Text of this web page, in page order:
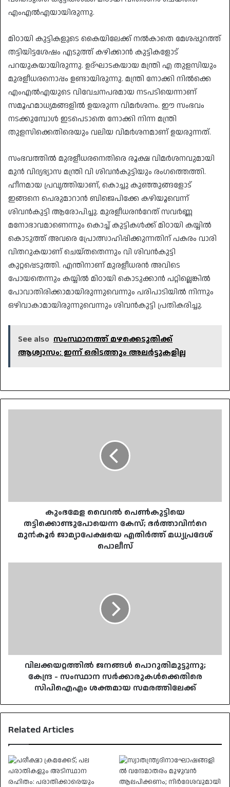
എംഎൽഎയായിരുന്നു.
മിഠായി കുട്ടികളുടെ കൈയിലേക്ക്‌ നൽകാതെ മേശപ്പുറത്ത്‌
തട്ടിയിട്ടശേഷം എടുത്ത്‌ കഴിക്കാൻ കുട്ടികളോട്
പറയുകയായിരുന്നു. ഉദ്‌ഘാടകയായ മന്ത്രി എ തുളസിയും
മുരളീധരനൊപ്പം ഉണ്ടായിരുന്നു. മന്ത്രി നോക്കി നിൽക്കെ
എംഎൽഎയുടെ വിവേചനപരമായ നടപടിയെന്നാണ്
സമൂഹമാധ്യമങ്ങളിൽ ഉയരുന്ന വിമർശനം. ഈ സംഭവം
നടക്കുമ്പോൾ ഇടപെടാതെ നോക്കി നിന്ന മന്ത്രി
തുളസിക്കെതിരെയും വലിയ വിമർശനമാണ് ഉയരുന്നത്.
സംഭവത്തിൽ മുരളീധരനെതിരെ രൂക്ഷ വിമർശനവുമായി
മുൻ വിദ്യഭ്യാസ മന്ത്രി വി ശിവൻകുട്ടിയും രംഗത്തെത്തി.
ഹീനമായ പ്രവൃത്തിയാണ്, കൊച്ചു കുഞ്ഞുങ്ങളോട്
ഇങ്ങനെ പെരുമാറാൻ ബിജെപിക്കേ കഴിയൂവെന്ന്
ശിവൻകുട്ടി ആരോപിച്ചു. മുരളീധരന്‍റേത് സവർണ്ണ
മനോഭാവമാണെന്നും കൊച്ച് കുട്ടികൾക്ക് മിഠായി കയ്യിൽ
കൊടുത്ത് അവരെ പ്രോത്സാഹിപ്പിക്കുന്നതിന് പകരം വാരി
വിതറുകയാണ് ചെയ്തതെന്നും വി ശിവൻകുട്ടി
കുറ്റപ്പെടുത്തി. എന്തിനാണ് മുരളീധരൻ അവിടെ
പോയതെന്നും കയ്യിൽ മിഠായി കൊടുക്കാൻ പറ്റില്ലെങ്കിൽ
പോവാതിരിക്കാമായിരുന്നുവെന്നും പരിപാടിയിൽ നിന്നും
ഒഴിവാകാമായിരുന്നുവെന്നും ശിവൻകുട്ടി പ്രതികരിച്ചു.
See also സംസ്ഥാനത്ത് മഴക്കെടുതിക്ക്
ആശ്വാസം: ഇന്ന് ഒരിടത്തും അലർട്ടുകളില്ല
എതിര്‍ത്ത്
പൊലീസ്
കുംഭമേള വൈറൽ പെൺകുട്ടിയെ
തട്ടിക്കൊണ്ടുപോയെന്ന കേസ്; ഭര്‍ത്താവിന്‍റെ
മുൻ‌കൂർ ജാമ്യാപേക്ഷയെ എതിര്‍ത്ത് മധ്യപ്രദേശ്
പൊലീസ്
ശക്തമായ
സമരത്തിലേക്ക്
വിലക്കയറ്റത്തിൽ ജനങ്ങൾ പൊറുതിമുട്ടുന്നു;
കേന്ദ്ര - സംസ്ഥാന സർക്കാരുകൾക്കെതിരെ
സിപിഐഎം ശക്തമായ സമരത്തിലേക്ക്
Related Articles